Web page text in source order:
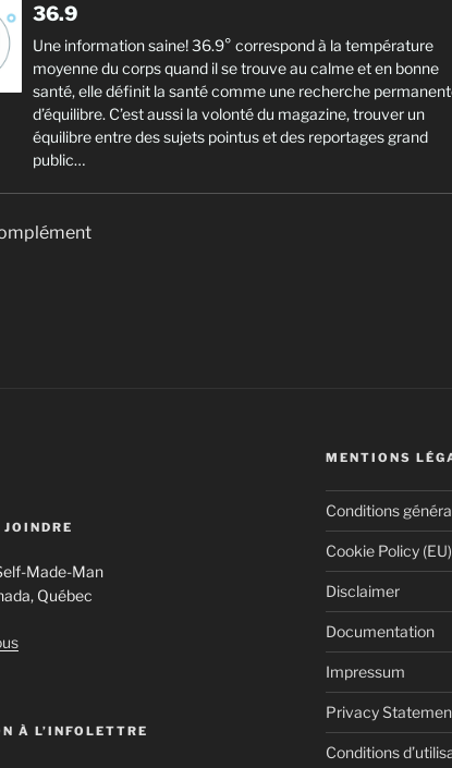
36.9
Une information saine! 36.9° correspond à la température
moyenne du corps quand il se trouve au calme et en bonne
santé, elle définit la santé comme une recherche
d’équilibre. C’est aussi la volonté du magazine, trouver un
équilibre entre des sujets pointus et des reportages grand
public…
Made-Man
Québec
À L’INFOLETTRE
MENTIONS
Conditions
Cookie Policy (EU)
Disclaimer
Documentation
Impressum
Privacy
Conditions